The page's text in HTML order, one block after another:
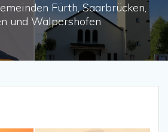
Fürth, Saarbrücken,
und Walpershofen